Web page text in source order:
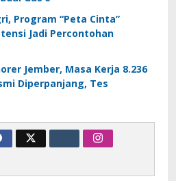
Program “Peta Cinta”
Jadi Percontohan
Jember, Masa Kerja 8.236
Diperpanjang, Tes